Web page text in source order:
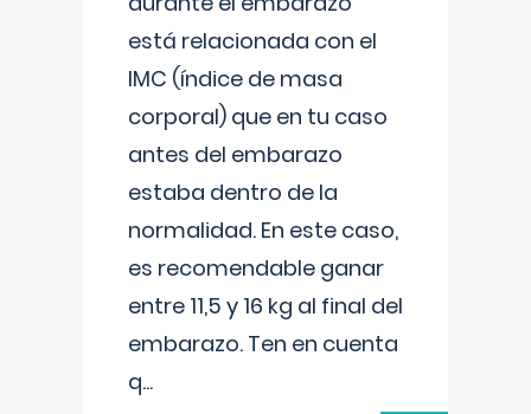
está relacionada con el
IMC (índice de masa
corporal) que en tu caso
antes del embarazo
estaba dentro de la
normalidad. En este caso,
es recomendable ganar
entre 11,5 y 16 kg al final del
embarazo. Ten en cuenta
q...